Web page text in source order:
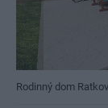
Rodinný dom